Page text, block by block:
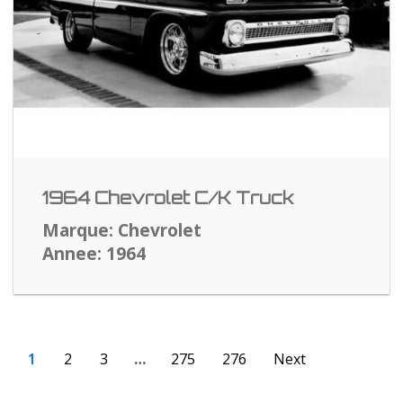
1964 Chevrolet C/K Truck
Marque: Chevrolet
Annee: 1964
1 2 3 … 275 276 Next